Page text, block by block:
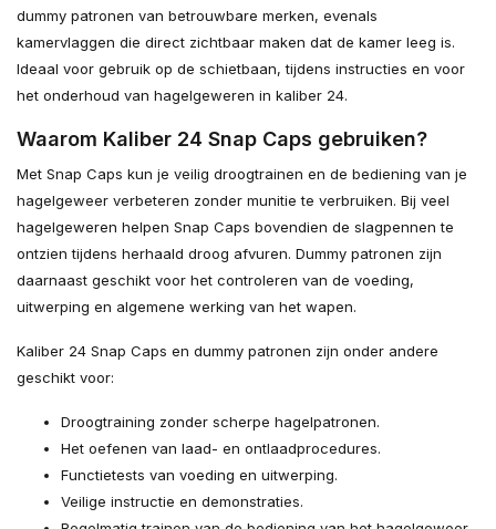
dummy patronen van betrouwbare merken, evenals
kamervlaggen die direct zichtbaar maken dat de kamer leeg is.
Ideaal voor gebruik op de schietbaan, tijdens instructies en voor
het onderhoud van hagelgeweren in kaliber 24.
Waarom Kaliber 24 Snap Caps gebruiken?
Met Snap Caps kun je veilig droogtrainen en de bediening van je
hagelgeweer verbeteren zonder munitie te verbruiken. Bij veel
hagelgeweren helpen Snap Caps bovendien de slagpennen te
ontzien tijdens herhaald droog afvuren. Dummy patronen zijn
daarnaast geschikt voor het controleren van de voeding,
uitwerping en algemene werking van het wapen.
Kaliber 24 Snap Caps en dummy patronen zijn onder andere
geschikt voor:
Droogtraining zonder scherpe hagelpatronen.
Het oefenen van laad- en ontlaadprocedures.
Functietests van voeding en uitwerping.
Veilige instructie en demonstraties.